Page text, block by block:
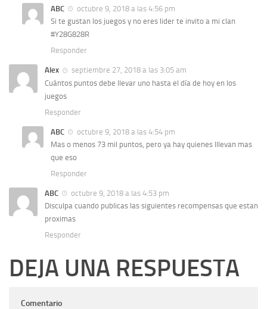
ABC
octubre 9, 2018 a las 4:56 pm
Si te gustan los juegos y no eres lider te invito a mi clan
#Y28G828R
Responder
Alex
septiembre 27, 2018 a las 3:05 am
Cuántos puntos debe llevar uno hasta el día de hoy en los
juegos
Responder
ABC
octubre 9, 2018 a las 4:54 pm
Mas o menos 73 mil puntos, pero ya hay quienes lllevan mas
que eso
Responder
ABC
octubre 9, 2018 a las 4:53 pm
Disculpa cuando publicas las siguientes recompensas que estan
proximas
Responder
DEJA UNA RESPUESTA
Comentario